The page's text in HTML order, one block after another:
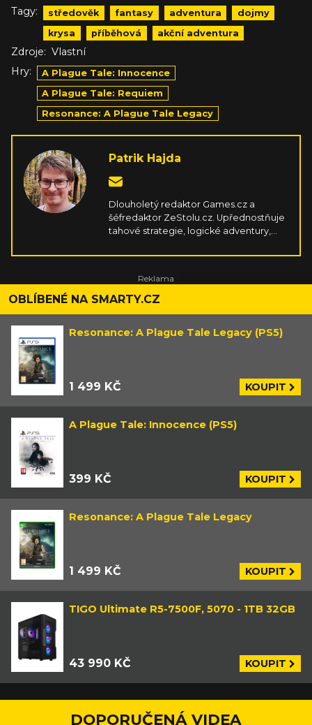
Tagy: středověk fantasy adventura
dojmy
krysa
příběhová akční adventura
Zdroje: Vlastní
Hry:
A Plague Tale: Innocence
A Plague Tale: Requiem
Resonance: A Plague Tale Legacy
Patrik Hajda
Dlouholetý redaktor Games.cz a
šéfredaktor ZeStolu.cz. Upřednostňuje
tahové strategie, logické adventury,
co vyplodí kreativní indie scéna. Hraje
Decku. V rámci stolních her miluje
příběhové koopy s kampaněmi a velmi
OBLÍBENÉ NA SMARTY.CZ
Resonance: A Plague Tale Legacy (PS5)
1 499 KČ KOUPIT
A Plague Tale: Innocence (PS5)
399 KČ KOUPIT
Resonance: A Plague Tale Legacy
1 499 KČ KOUPIT
TIGO Ultimate R5-7500F, 5070 - 1TB 32GB
43 990 KČ KOUPIT
DOPORUČENÁ VIDEA